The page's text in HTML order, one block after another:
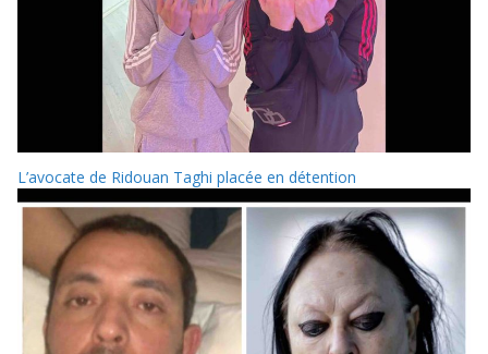
L’avocate de Ridouan Taghi placée en détention